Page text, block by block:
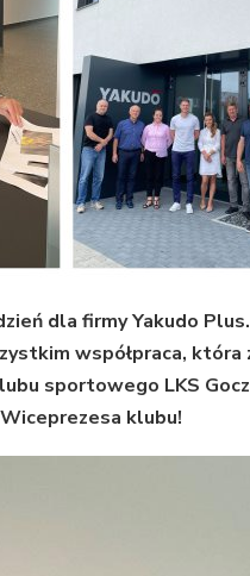
dla firmy Yakudo
współpraca,
sportowego LKS
klubu!